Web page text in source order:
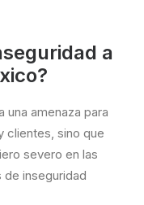
a
una amenaza para
clientes, sino que
severo en las
inseguridad